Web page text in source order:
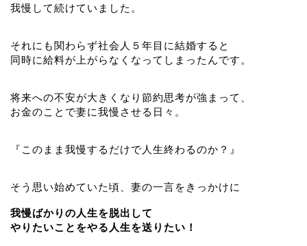
我慢して続けていました。
それにも関わらず社会人５年目に結婚すると
同時に給料が上がらなくなってしまったんです。
将来への不安が大きくなり節約思考が強まって、
お金のことで妻に我慢させる日々。
『このまま我慢するだけで人生終わるのか？』
そう思い始めていた頃、妻の一言をきっかけに
我慢ばかりの人生を脱出して
やりたいことをやる人生を送りたい！